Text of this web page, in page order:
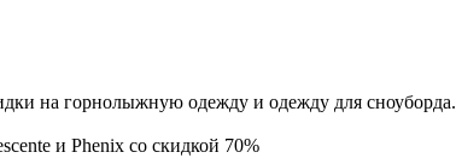
на горнолыжную одежду и одежду для сноуборда.
и Phenix со скидкой 70%